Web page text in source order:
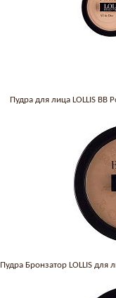
Пудра для лица LOLLIS BB
Пудра Бронзатор LOLLIS